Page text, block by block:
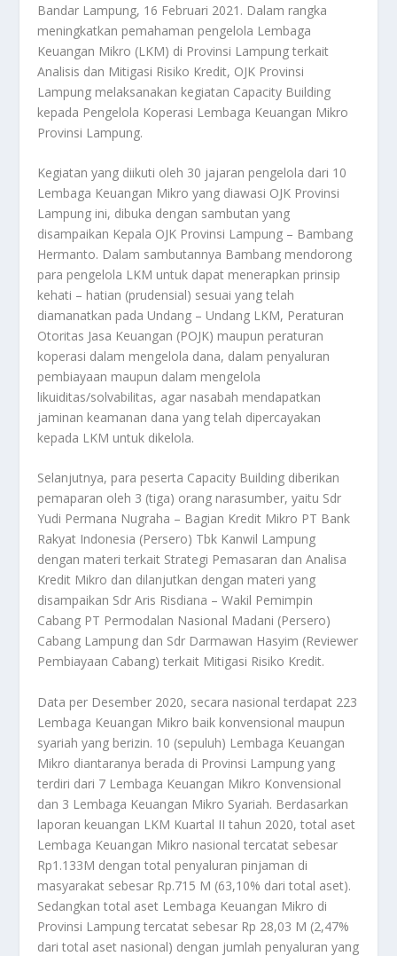
Bandar Lampung, 16 Februari 2021. Dalam rangka
meningkatkan pemahaman pengelola Lembaga
Keuangan Mikro (LKM) di Provinsi Lampung terkait
Analisis dan Mitigasi Risiko Kredit, OJK Provinsi
Lampung melaksanakan kegiatan Capacity Building
kepada Pengelola Koperasi Lembaga Keuangan Mikro
Provinsi Lampung.
Kegiatan yang diikuti oleh 30 jajaran pengelola dari 10
Lembaga Keuangan Mikro yang diawasi OJK Provinsi
Lampung ini, dibuka dengan sambutan yang
disampaikan Kepala OJK Provinsi Lampung – Bambang
Hermanto. Dalam sambutannya Bambang mendorong
para pengelola LKM untuk dapat menerapkan prinsip
kehati – hatian (prudensial) sesuai yang telah
diamanatkan pada Undang – Undang LKM, Peraturan
Otoritas Jasa Keuangan (POJK) maupun peraturan
koperasi dalam mengelola dana, dalam penyaluran
pembiayaan maupun dalam mengelola
likuiditas/solvabilitas, agar nasabah mendapatkan
jaminan keamanan dana yang telah dipercayakan
kepada LKM untuk dikelola.
Selanjutnya, para peserta Capacity Building diberikan
pemaparan oleh 3 (tiga) orang narasumber, yaitu Sdr
Yudi Permana Nugraha – Bagian Kredit Mikro PT Bank
Rakyat Indonesia (Persero) Tbk Kanwil Lampung
dengan materi terkait Strategi Pemasaran dan Analisa
Kredit Mikro dan dilanjutkan dengan materi yang
disampaikan Sdr Aris Risdiana – Wakil Pemimpin
Cabang PT Permodalan Nasional Madani (Persero)
Cabang Lampung dan Sdr Darmawan Hasyim (Reviewer
Pembiayaan Cabang) terkait Mitigasi Risiko Kredit.
Data per Desember 2020, secara nasional terdapat 223
Lembaga Keuangan Mikro baik konvensional maupun
syariah yang berizin. 10 (sepuluh) Lembaga Keuangan
Mikro diantaranya berada di Provinsi Lampung yang
terdiri dari 7 Lembaga Keuangan Mikro Konvensional
dan 3 Lembaga Keuangan Mikro Syariah. Berdasarkan
laporan keuangan LKM Kuartal II tahun 2020, total aset
Lembaga Keuangan Mikro nasional tercatat sebesar
Rp1.133M dengan total penyaluran pinjaman di
masyarakat sebesar Rp.715 M (63,10% dari total aset).
Sedangkan total aset Lembaga Keuangan Mikro di
Provinsi Lampung tercatat sebesar Rp 28,03 M (2,47%
dari total aset nasional) dengan jumlah penyaluran yang